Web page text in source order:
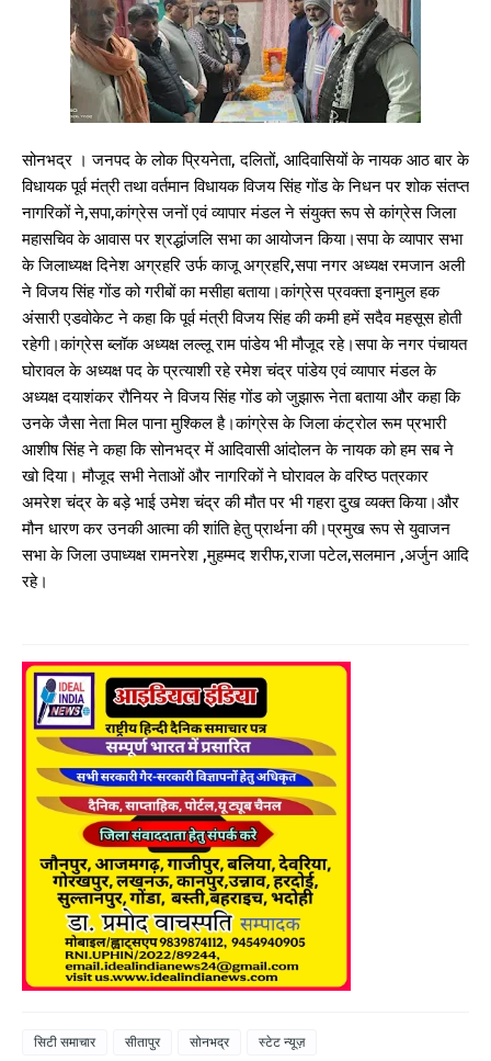
सोनभद्र । जनपद के लोक प्रियनेता, दलितों, आदिवासियों के नायक आठ बार के
विधायक पूर्व मंत्री तथा वर्तमान विधायक विजय सिंह गोंड के निधन पर शोक संतप्त
नागरिकों ने,सपा,कांग्रेस जनों एवं व्यापार मंडल ने संयुक्त रूप से कांग्रेस जिला
महासचिव के आवास पर श्रद्धांजलि सभा का आयोजन किया।सपा के व्यापार सभा
के जिलाध्यक्ष दिनेश अग्रहरि उर्फ काजू अग्रहरि,सपा नगर अध्यक्ष रमजान अली
ने विजय सिंह गोंड को गरीबों का मसीहा बताया।कांग्रेस प्रवक्ता इनामुल हक
अंसारी एडवोकेट ने कहा कि पूर्व मंत्री विजय सिंह की कमी हमें सदैव महसूस होती
रहेगी।कांग्रेस ब्लॉक अध्यक्ष लल्लू राम पांडेय भी मौजूद रहे।सपा के नगर पंचायत
घोरावल के अध्यक्ष पद के प्रत्याशी रहे रमेश चंद्र पांडेय एवं व्यापार मंडल के
अध्यक्ष दयाशंकर रौनियर ने विजय सिंह गोंड को जुझारू नेता बताया और कहा कि
उनके जैसा नेता मिल पाना मुश्किल है।कांग्रेस के जिला कंट्रोल रूम प्रभारी
आशीष सिंह ने कहा कि सोनभद्र में आदिवासी आंदोलन के नायक को हम सब ने
खो दिया। मौजूद सभी नेताओं और नागरिकों ने घोरावल के वरिष्ठ पत्रकार
अमरेश चंद्र के बड़े भाई उमेश चंद्र की मौत पर भी गहरा दुख व्यक्त किया।और
मौन धारण कर उनकी आत्मा की शांति हेतु प्रार्थना की।प्रमुख रूप से युवाजन
सभा के जिला उपाध्यक्ष रामनरेश ,मुहम्मद शरीफ,राजा पटेल,सलमान ,अर्जुन आदि
रहे।
सिटी समाचार सीतापुर सोनभद्र स्टेट न्यूज़